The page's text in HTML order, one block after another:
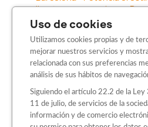
adhesivos para coche en
calles: Los Mejores
Vinilo para faros
la Estética y Seguridad del
vehículo con los vinilos
Barcelona-Explora la
Vinilo líquido barbarroja dip en
tu vehículo con estilo: Kits
Barcelona-Personaliza tu
para coche en Barcelona-
Uso de cookies
Utilizamos cookies propias y de
mejorar nuestros servicios y
relacionada con sus preferencias
análisis de sus hábitos de
Siguiendo el artículo 22.2 de la
11 de julio, de servicios de la
información y de comercio